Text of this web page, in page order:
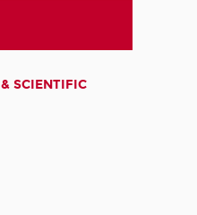
SCIENTIFIC